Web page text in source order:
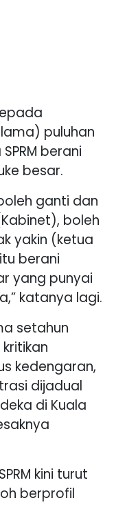
puluhan
berani
besar.
ganti dan
boleh
yakin (ketua
berani
yang punyai
katanya lagi.
setahun
kedengaran,
dijadual
di Kuala
kini turut
berprofil